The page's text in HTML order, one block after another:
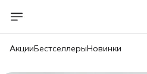
АкцииБестселлерыНовинки